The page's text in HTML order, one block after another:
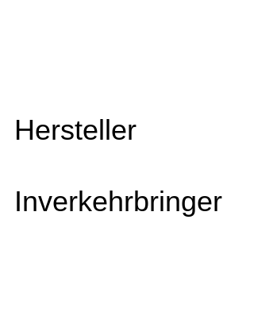
Hersteller
Inverkehrbringer